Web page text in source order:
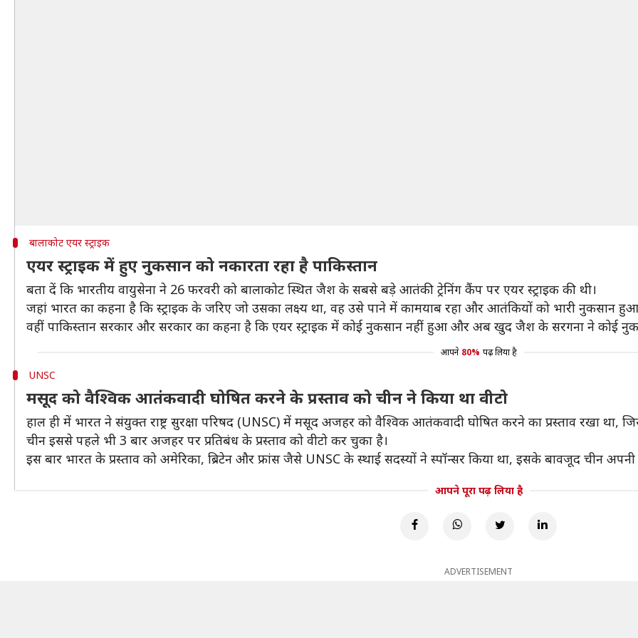
बालाकोट एयर स्ट्राइक
एयर स्ट्राइक में हुए नुकसान को नकारता रहा है पाकिस्तान
बता दें कि भारतीय वायुसेना ने 26 फरवरी को बालाकोट स्थित जैश के सबसे बड़े आतंकी ट्रेनिंग कैंप पर एयर स्ट्राइक की थी।
जहां भारत का कहना है कि स्ट्राइक के जरिए जो उसका लक्ष्य था, वह उसे पाने में कामयाब रहा और आतंकियों को भारी नुकसान
वहीं पाकिस्तान सरकार और सरकार का कहना है कि एयर स्ट्राइक में कोई नुकसान नहीं हुआ और अब खुद जैश के सरगना ने कोई
आपने 80% पढ़ लिया है
UNSC
मसूद को वैश्विक आतंकवादी घोषित करने के प्रस्ताव को चीन ने किया था वीटो
हाल ही में भारत ने संयुक्त राष्ट्र सुरक्षा परिषद (UNSC) में मसूद अजहर को वैश्विक आतंकवादी घोषित करने का प्रस्ताव रखा था,
चीन इससे पहले भी 3 बार अजहर पर प्रतिबंध के प्रस्ताव को वीटो कर चुका है।
इस बार भारत के प्रस्ताव को अमेरिका, ब्रिटेन और फ्रांस जैसे UNSC के स्थाई सदस्यों ने स्पॉन्सर किया था, इसके बावजूद चीन
आपने पूरा पढ़ लिया है
ADVERTISEMENT